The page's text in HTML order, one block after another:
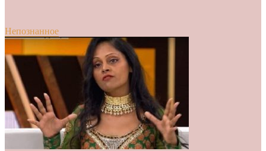
Непознанное